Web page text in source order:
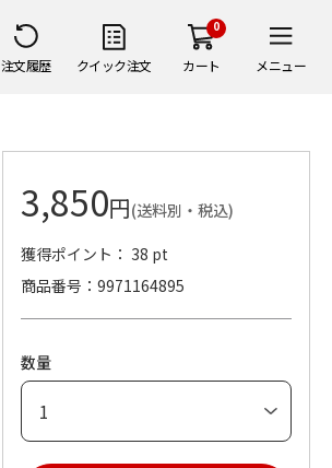
注文履歴 クイック注文
0
カート メニュー
3,850円(送料別・税込)
獲得ポイント： 38 pt
商品番号
9971164895
数量